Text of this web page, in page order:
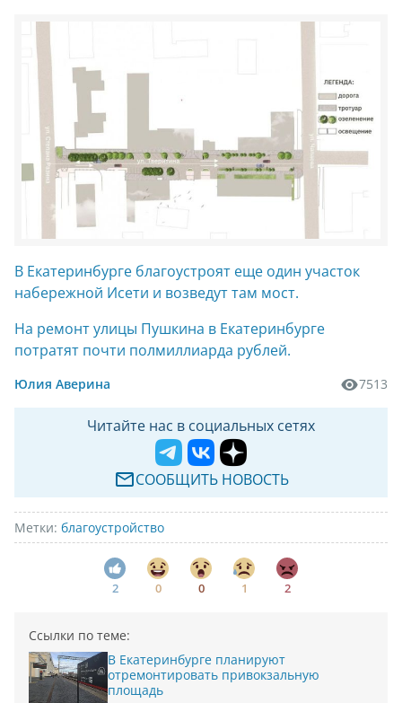
В Екатеринбурге благоустроят еще один участок
набережной Исети и возведут там мост.
На ремонт улицы Пушкина в Екатеринбурге
потратят почти полмиллиарда рублей.
Юлия Аверина 7513
Читайте нас в социальных сетях
СООБЩИТЬ НОВОСТЬ
Метки: благоустройство
2 0 0 1 2
Ссылки по теме:
В Екатеринбурге планируют
отремонтировать привокзальную
площадь